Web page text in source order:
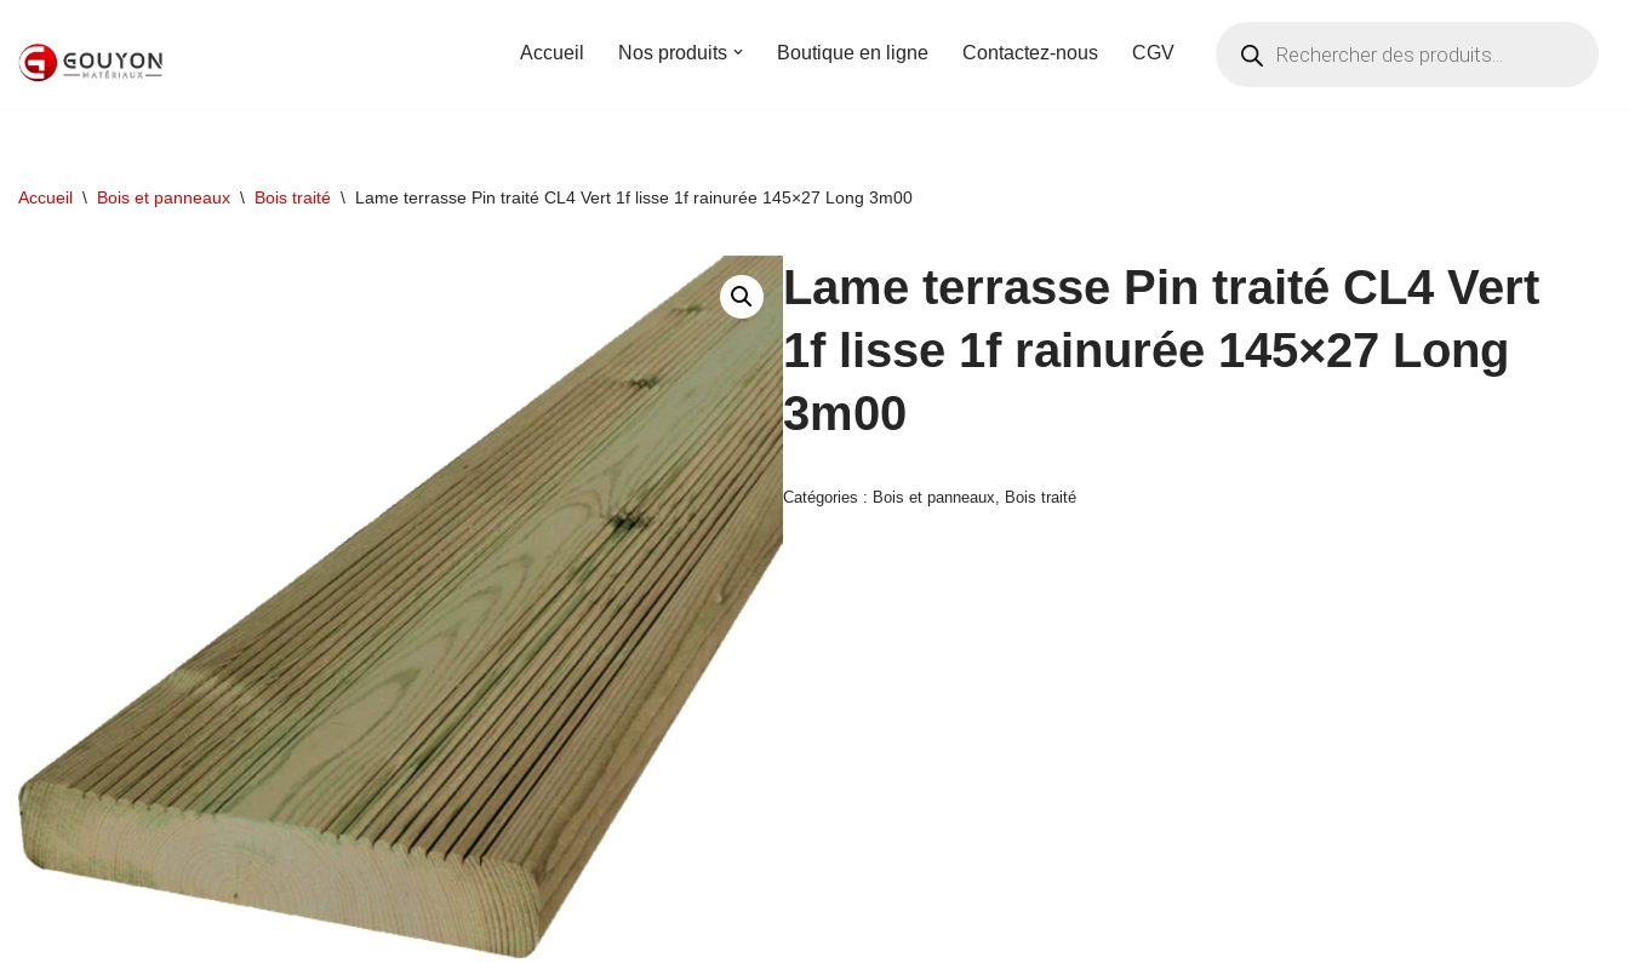
Aller
Accueil Nos produits Boutique en ligne Contactez-nous CGV
Accueil \ Bois et panneaux \ Bois traité \ Lame terrasse Pin traité CL4 Vert 1f lisse 1f rainurée 145×27 Long 3m00
Lame terrasse Pin traité CL4 Vert
1f lisse 1f rainurée 145×27 Long
3m00
Catégories : Bois et panneaux, Bois traité